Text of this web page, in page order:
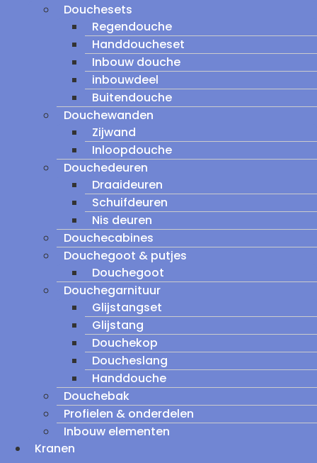
Douchesets
Regendouche
Handdoucheset
Inbouw douche
inbouwdeel
Buitendouche
Douchewanden
Zijwand
Inloopdouche
Douchedeuren
Draaideuren
Schuifdeuren
Nis deuren
Douchecabines
Douchegoot & putjes
Douchegoot
Douchegarnituur
Glijstangset
Glijstang
Douchekop
Doucheslang
Handdouche
Douchebak
Profielen & onderdelen
Inbouw elementen
Kranen